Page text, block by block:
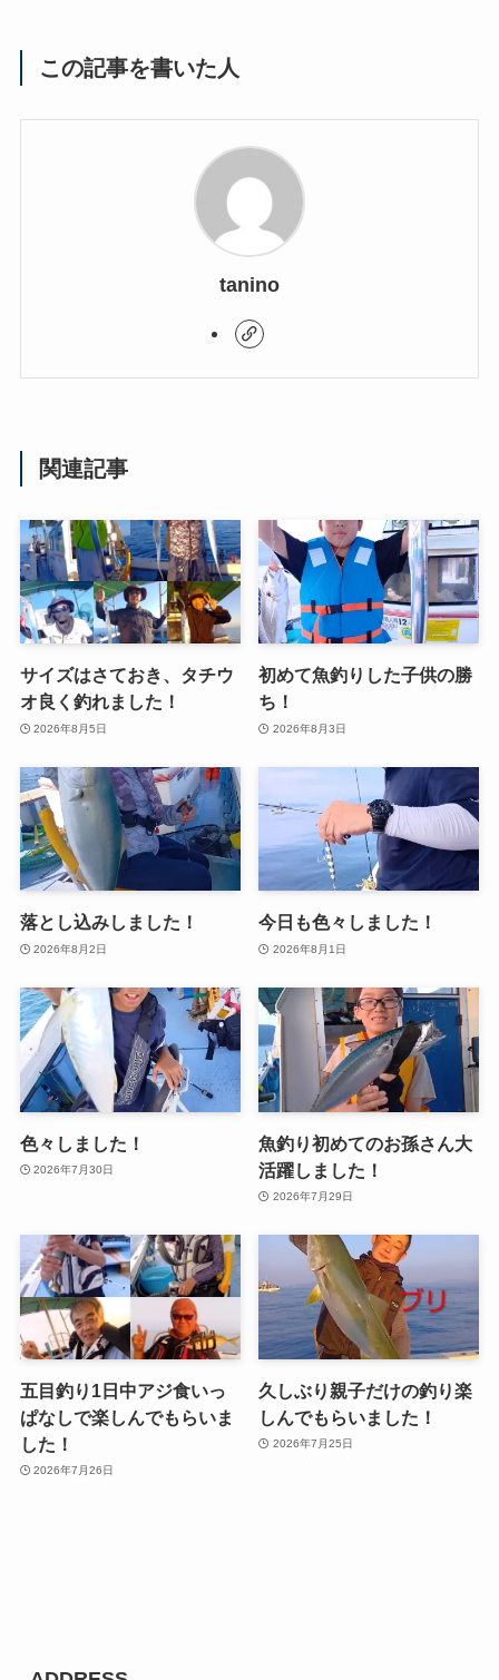
この記事を書いた人
tanino
関連記事
サイズはさておき、タチウ
オ良く釣れました！
2026年8月5日
初めて魚釣りした子供の勝
ち！
2026年8月3日
落とし込みしました！
2026年8月2日
今日も色々しました！
2026年8月1日
色々しました！
2026年7月30日
魚釣り初めてのお孫さん大
活躍しました！
2026年7月29日
五目釣り1日中アジ食いっ
ぱなしで楽しんでもらいま
した！
2026年7月26日
久しぶり親子だけの釣り楽
しんでもらいました！
2026年7月25日